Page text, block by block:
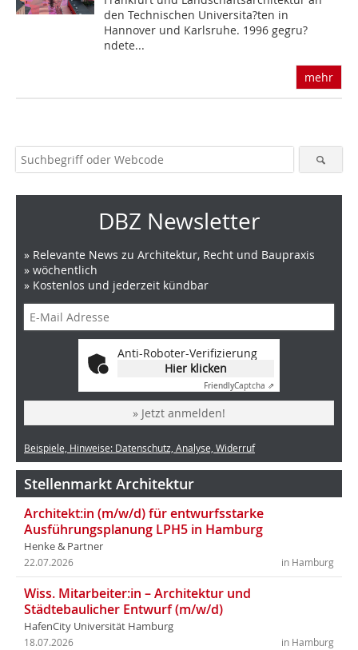
den Technischen Universita?ten in
Hannover und Karlsruhe. 1996 gegru?
ndete...
mehr
DBZ Newsletter
» Relevante News zu Architektur, Recht und Baupraxis
» wöchentlich
» Kostenlos und jederzeit kündbar
Anti-Roboter-Verifizierung
Hier klicken
FriendlyCaptcha ⇗
» Jetzt anmelden!
Beispiele, Hinweise: Datenschutz, Analyse, Widerruf
Stellenmarkt Architektur
Architekt:in (m/w/d) für entwurfsstarke
Ausführungsplanung LPH5 in Hamburg
Henke & Partner
in Hamburg
22.07.2026
Wiss. Mitarbeiter:in – Architektur und
Städtebaulicher Entwurf (m/w/d)
HafenCity Universität Hamburg
in Hamburg
18.07.2026